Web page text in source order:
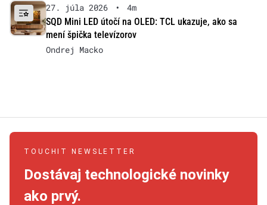
27. júla 2026 •
4m
SQD Mini LED útočí na OLED: TCL ukazuje, ako sa
mení špička televízorov
Ondrej Macko
TOUCHIT NEWSLETTER
Dostávaj technologické novinky
ako prvý.